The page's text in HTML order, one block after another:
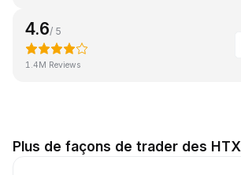
4.6/ 5
1.4M Reviews
Plus de façons de trader des HTX